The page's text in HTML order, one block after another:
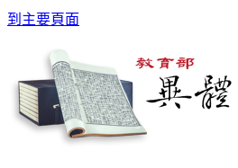
到主要頁面